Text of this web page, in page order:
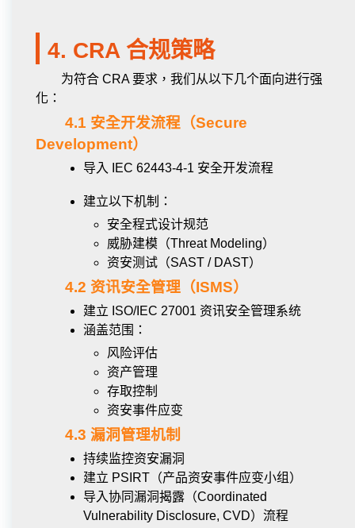
4. CRA 合规策略
为符合 CRA 要求，我们从以下几个面向进行强
化：
4.1 安全开发流程（Secure
Development）
导入 IEC 62443-4-1 安全开发流程
建立以下机制：
安全程式设计规范
威胁建模（Threat Modeling）
资安测试（SAST / DAST）
4.2 资讯安全管理（ISMS）
建立 ISO/IEC 27001 资讯安全管理系统
涵盖范围：
风险评估
资产管理
存取控制
资安事件应变
4.3 漏洞管理机制
持续监控资安漏洞
建立 PSIRT（产品资安事件应变小组）
导入协同漏洞揭露（Coordinated
Vulnerability Disclosure, CVD）流程